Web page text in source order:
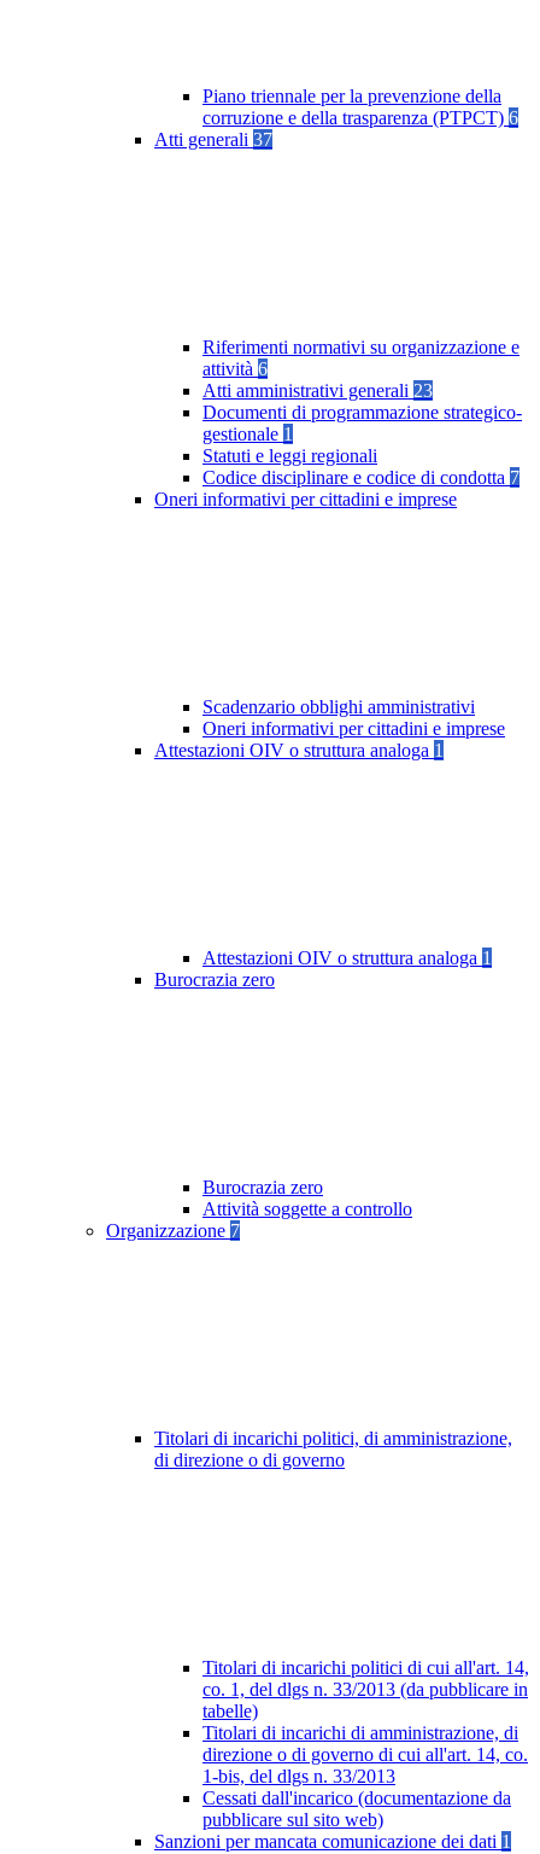
Piano triennale per la prevenzione della
corruzione e della trasparenza (PTPCT) 6
Atti generali 37
Riferimenti normativi su organizzazione e
attività 6
Atti amministrativi generali 23
Documenti di programmazione strategico-
gestionale 1
Statuti e leggi regionali
Codice disciplinare e codice di condotta 7
Oneri informativi per cittadini e imprese
Scadenzario obblighi amministrativi
Oneri informativi per cittadini e imprese
Attestazioni OIV o struttura analoga 1
Attestazioni OIV o struttura analoga 1
Burocrazia zero
Burocrazia zero
Attività soggette a controllo
Organizzazione 7
Titolari di incarichi politici, di amministrazione,
di direzione o di governo
Titolari di incarichi politici di cui all'art. 14,
co. 1, del dlgs n. 33/2013 (da pubblicare in
tabelle)
Titolari di incarichi di amministrazione, di
direzione o di governo di cui all'art. 14, co.
1-bis, del dlgs n. 33/2013
Cessati dall'incarico (documentazione da
pubblicare sul sito web)
Sanzioni per mancata comunicazione dei dati 1